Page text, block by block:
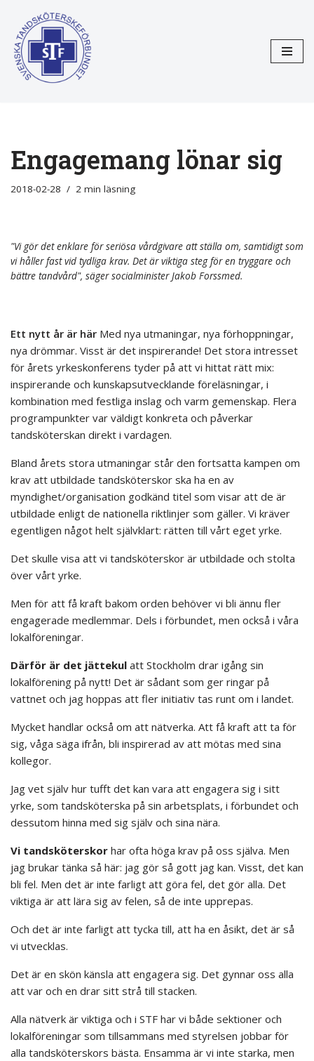
Hoppa
till
innehåll
Engagemang lönar sig
2018-02-28 2 min läsning
"Vi gör det enklare för seriösa vårdgivare att ställa om, samtidigt som
vi håller fast vid tydliga krav. Det är viktiga steg för en tryggare och
bättre tandvård", säger socialminister Jakob Forssmed.
Ett nytt år är här Med nya utmaningar, nya förhoppningar,
nya drömmar. Visst är det inspirerande! Det stora intresset
för årets yrkeskonferens tyder på att vi hittat rätt mix:
inspirerande och kunskapsutvecklande föreläsningar, i
kombination med festliga inslag och varm gemenskap. Flera
programpunkter var väldigt konkreta och påverkar
tandsköterskan direkt i vardagen.
Bland årets stora utmaningar står den fortsatta kampen om
krav att utbildade tandsköterskor ska ha en av
myndighet/organisation godkänd titel som visar att de är
utbildade enligt de nationella riktlinjer som gäller. Vi kräver
egentligen något helt självklart: rätten till vårt eget yrke.
Det skulle visa att vi tandsköterskor är utbildade och stolta
över vårt yrke.
Men för att få kraft bakom orden behöver vi bli ännu fler
engagerade medlemmar. Dels i förbundet, men också i våra
lokalföreningar.
Därför är det jättekul att Stockholm drar igång sin
lokalförening på nytt! Det är sådant som ger ringar på
vattnet och jag hoppas att fler initiativ tas runt om i landet.
Mycket handlar också om att nätverka. Att få kraft att ta för
sig, våga säga ifrån, bli inspirerad av att mötas med sina
kollegor.
Jag vet själv hur tufft det kan vara att engagera sig i sitt
yrke, som tandsköterska på sin arbetsplats, i förbundet och
dessutom hinna med sig själv och sina nära.
Vi tandsköterskor har ofta höga krav på oss själva. Men
jag brukar tänka så här: jag gör så gott jag kan. Visst, det kan
bli fel. Men det är inte farligt att göra fel, det gör alla. Det
viktiga är att lära sig av felen, så de inte upprepas.
Och det är inte farligt att tycka till, att ha en åsikt, det är så
vi utvecklas.
Det är en skön känsla att engagera sig. Det gynnar oss alla
att var och en drar sitt strå till stacken.
Alla nätverk är viktiga och i STF har vi både sektioner och
lokalföreningar som tillsammans med styrelsen jobbar för
alla tandsköterskors bästa. Ensamma är vi inte starka, men